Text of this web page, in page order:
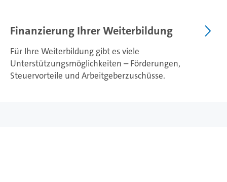
Finanzierung Ihrer Weiterbildung
Für Ihre Weiterbildung gibt es viele
Unterstützungsmöglichkeiten – Förderungen,
Steuervorteile und Arbeitgeberzuschüsse.